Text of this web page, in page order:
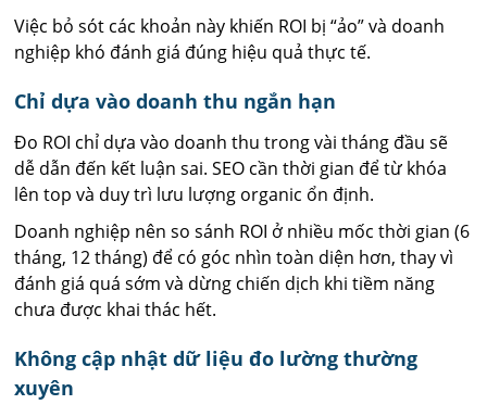
Việc bỏ sót các khoản này khiến ROI bị “ảo” và doanh
nghiệp khó đánh giá đúng hiệu quả thực tế.
Chỉ dựa vào doanh thu ngắn hạn
Đo ROI chỉ dựa vào doanh thu trong vài tháng đầu sẽ
dễ dẫn đến kết luận sai. SEO cần thời gian để từ khóa
lên top và duy trì lưu lượng organic ổn định.
Doanh nghiệp nên so sánh ROI ở nhiều mốc thời gian (6
tháng, 12 tháng) để có góc nhìn toàn diện hơn, thay vì
đánh giá quá sớm và dừng chiến dịch khi tiềm năng
chưa được khai thác hết.
Không cập nhật dữ liệu đo lường thường
xuyên